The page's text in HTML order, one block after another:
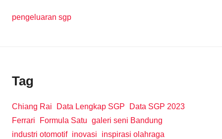
pengeluaran sgp
Tag
Chiang Rai Data Lengkap SGP
Data SGP 2023
Ferrari
Formula Satu galeri seni Bandung
industri otomotif inovasi
inspirasi olahraga